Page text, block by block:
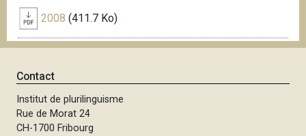
2008 (411.7 Ko)
Contact
Institut de plurilinguisme
Rue de Morat 24
CH-1700 Fribourg